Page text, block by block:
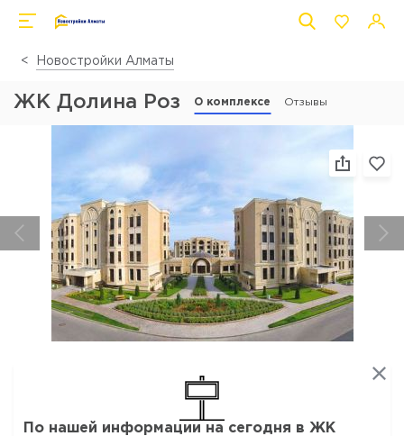
Новостройки Алматы
ЖК Долина Роз О комплексе Отзывы
По нашей информации на сегодня в ЖК